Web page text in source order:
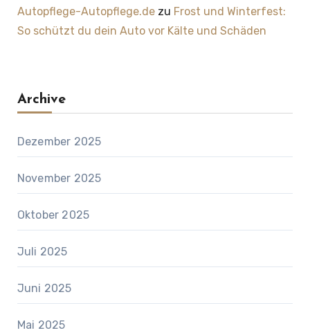
Autopflege-Autopflege.dezu Frost und Winterfest:
So schützt du dein Auto vor Kälte und Schäden
Archive
Dezember 2025
November 2025
Oktober 2025
Juli 2025
Juni 2025
Mai 2025